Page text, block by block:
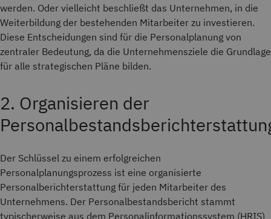
werden. Oder vielleicht beschließt das Unternehmen, in die
Weiterbildung der bestehenden Mitarbeiter zu investieren.
Diese Entscheidungen sind für die Personalplanung von
zentraler Bedeutung, da die Unternehmensziele die Grundlage
für alle strategischen Pläne bilden.
2. Organisieren der
Der Schlüssel zu einem erfolgreichen
Personalplanungsprozess ist eine organisierte
Personalberichterstattung für jeden Mitarbeiter des
Unternehmens. Der Personalbestandsbericht stammt
typischerweise aus dem Personalinformationssystem (HRIS)